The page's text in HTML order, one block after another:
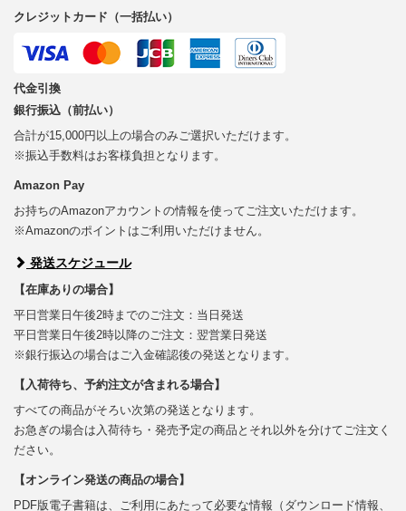
クレジットカード（一括払い）
代金引換
銀行振込（前払い）
合計が15,000円以上の場合のみご選択いただけます。
※振込手数料はお客様負担となります。
Amazon Pay
お持ちのAmazonアカウントの情報を使ってご注文いただけます。
※Amazonのポイントはご利用いただけません。
発送スケジュール
【在庫ありの場合】
平日営業日午後2時までのご注文：当日発送
平日営業日午後2時以降のご注文：翌営業日発送
※銀行振込の場合はご入金確認後の発送となります。
【入荷待ち、予約注文が含まれる場合】
すべての商品がそろい次第の発送となります。
お急ぎの場合は入荷待ち・発売予定の商品とそれ以外を分けてご注文く
ださい。
【オンライン発送の商品の場合】
PDF版電子書籍は、ご利用にあたって必要な情報（ダウンロード情報、